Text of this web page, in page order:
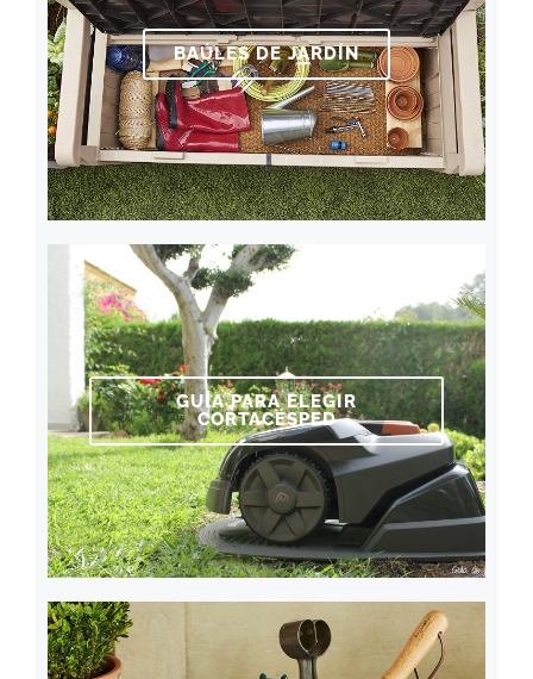
BAÚLES DE JARDÍN
GUÍA PARA ELEGIR
CORTACÉSPED